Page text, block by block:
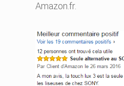
Amazon.fr.